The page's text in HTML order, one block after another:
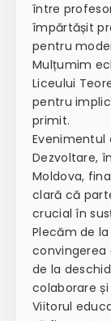
între
împărtășit
pentru
Mulțumim
Liceului
pentru
primit.
Evenimentul
Dezvoltare,
Moldova,
clară că
crucial în
Plecăm de
convingerea
de la
colaborare
Viitorul